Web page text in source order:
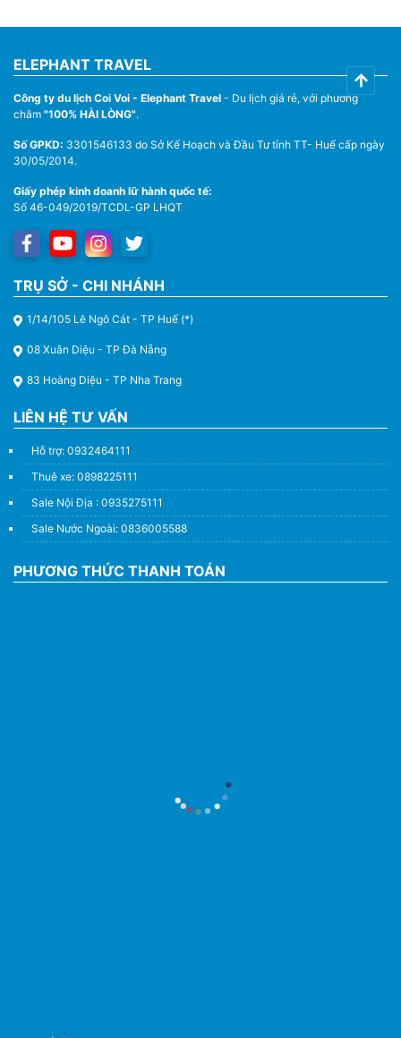
ELEPHANT TRAVEL
Công ty du lịch Coi Voi - Elephant Travel - Du lịch giá rẻ, với phương
châm "100% HÀI LÒNG".
Số GPKD: 3301546133 do Sở Kế Hoạch và Đầu Tư tỉnh TT- Huế cấp ngày
30/05/2014.
Giấy phép kinh doanh lữ hành quốc tế:
Số 46-049/2019/TCDL-GP LHQT
TRỤ SỞ - CHI NHÁNH
1/14/105 Lê Ngô Cát - TP Huế (*)
08 Xuân Diệu - TP Đà Nẵng
83 Hoàng Diệu - TP Nha Trang
LIÊN HỆ TƯ VẤN
Hỗ trợ: 0932464111
Thuê xe: 0898225111
Sale Nội Địa : 0935275111
Sale Nước Ngoài: 0836005588
PHƯƠNG THỨC THANH TOÁN